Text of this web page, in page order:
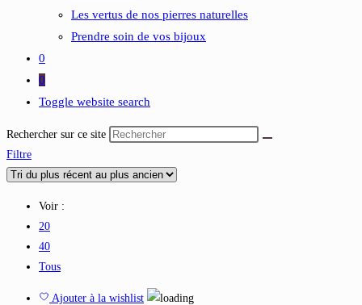
Les vertus de nos pierres naturelles
Prendre soin de vos bijoux
0
0
Toggle website search
Rechercher sur ce site
Filtre
Voir :
20
40
Tous
Ajouter à la wishlist